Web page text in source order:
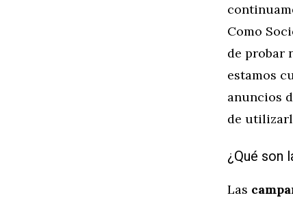
Como
de probar
estamos
anuncios
de
¿Qué son
Las